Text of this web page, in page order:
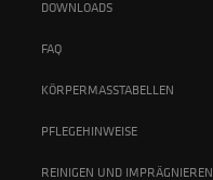
DOWNLOADS
FAQ
KÖRPERMASSTABELLEN
PFLEGEHINWEISE
REINIGEN UND IMPRÄGNIEREN